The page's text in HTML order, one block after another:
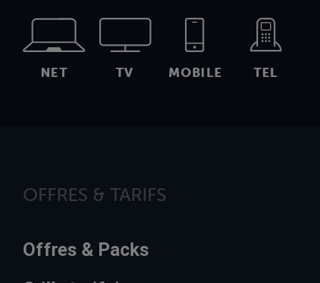
NET TV MOBILE TEL
OFFRES & TARIFS
Offres & Packs